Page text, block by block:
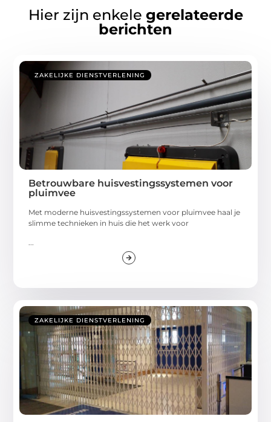
Hier zijn enkele gerelateerde
berichten
ZAKELIJKE DIENSTVERLENING
Betrouwbare huisvestingssystemen voor
pluimvee
Met moderne huisvestingssystemen voor pluimvee haal je
slimme technieken in huis die het werk voor
...
ZAKELIJKE DIENSTVERLENING